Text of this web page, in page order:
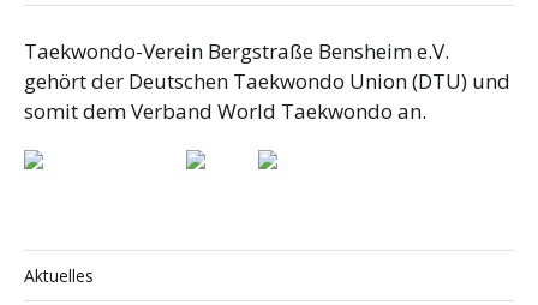
Taekwondo-Verein Bergstraße Bensheim e.V.
gehört der Deutschen Taekwondo Union (DTU) und
somit dem Verband World Taekwondo an.
Aktuelles